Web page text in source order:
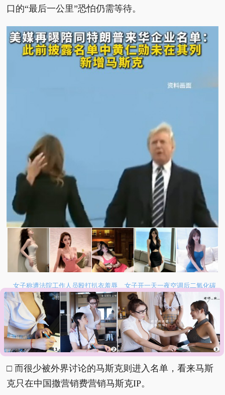
口的“最后一公里”恐怕仍需等待。
女子称遭法院工作人员殴打扒衣羞辱 女子开一天一夜空调后二氧化碳
中毒 26岁女儿谈47岁妈妈突然产女 员工用代码17小时删光公司89TB
数据 韩国宣布国家灾难状态
网友评论：
□ 而很少被外界讨论的马斯克则进入名单，看来马斯
克只在中国撒营销费营销马斯克IP。